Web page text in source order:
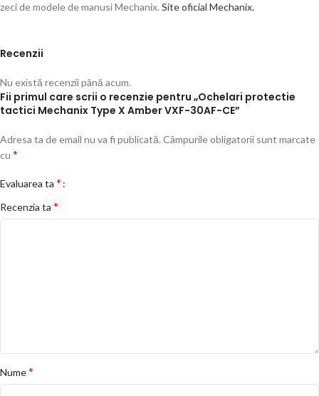
zeci de modele de manusi Mechanix. Site oficial Mechanix.
Recenzii
Nu există recenzii până acum.
Fii primul care scrii o recenzie pentru „Ochelari protectie
tactici Mechanix Type X Amber VXF-30AF-CE”
Adresa ta de email nu va fi publicată. Câmpurile obligatorii sunt marcate
cu *
Evaluarea ta *
Recenzia ta *
Nume*